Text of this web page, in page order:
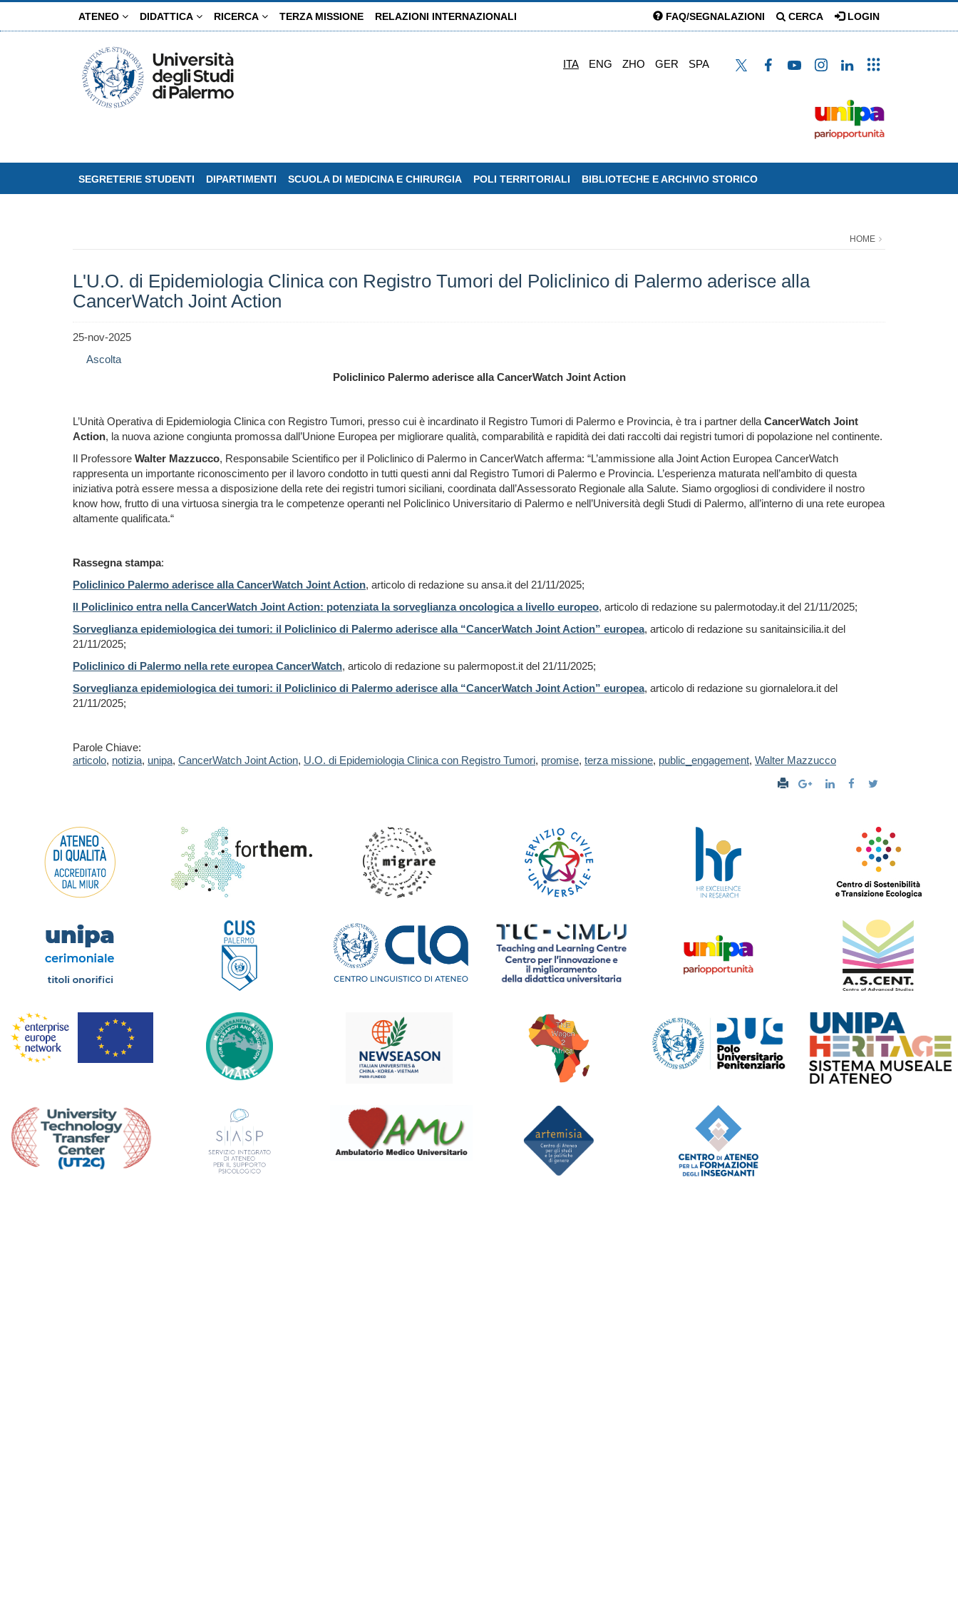
ATENEO DIDATTICA RICERCA TERZA MISSIONE RELAZIONI INTERNAZIONALI FAQ/SEGNALAZIONI CERCA LOGIN
ITA ENG ZHO GER SPA
SEGRETERIE STUDENTI DIPARTIMENTI SCUOLA DI MEDICINA E CHIRURGIA POLI TERRITORIALI BIBLIOTECHE E ARCHIVIO STORICO
HOME
L'U.O. di Epidemiologia Clinica con Registro Tumori del Policlinico di Palermo aderisce alla
CancerWatch Joint Action
25-nov-2025
Ascolta
Policlinico Palermo aderisce alla CancerWatch Joint Action
L’Unità Operativa di Epidemiologia Clinica con Registro Tumori, presso cui è incardinato il Registro Tumori di Palermo e Provincia, è tra i partner della CancerWatch Joint
Action, la nuova azione congiunta promossa dall’Unione Europea per migliorare qualità, comparabilità e rapidità dei dati raccolti dai registri tumori di popolazione nel continente.
Il Professore Walter Mazzucco, Responsabile Scientifico per il Policlinico di Palermo in CancerWatch afferma: “L’ammissione alla Joint Action Europea CancerWatch
rappresenta un importante riconoscimento per il lavoro condotto in tutti questi anni dal Registro Tumori di Palermo e Provincia. L’esperienza maturata nell’ambito di questa
iniziativa potrà essere messa a disposizione della rete dei registri tumori siciliani, coordinata dall’Assessorato Regionale alla Salute. Siamo orgogliosi di condividere il nostro
know how, frutto di una virtuosa sinergia tra le competenze operanti nel Policlinico Universitario di Palermo e nell’Università degli Studi di Palermo, all’interno di una rete europea
altamente qualificata.“
Rassegna stampa:
Policlinico Palermo aderisce alla CancerWatch Joint Action, articolo di redazione su ansa.it del 21/11/2025;
Il Policlinico entra nella CancerWatch Joint Action: potenziata la sorveglianza oncologica a livello europeo, articolo di redazione su palermotoday.it del 21/11/2025;
Sorveglianza epidemiologica dei tumori: il Policlinico di Palermo aderisce alla “CancerWatch Joint Action” europea, articolo di redazione su sanitainsicilia.it del
21/11/2025;
Policlinico di Palermo nella rete europea CancerWatch, articolo di redazione su palermopost.it del 21/11/2025;
Sor­ve­glian­za epi­de­mio­lo­gi­ca dei tu­mo­ri: il Po­li­cli­ni­co di Pa­ler­mo ade­ri­sce alla “Can­cer­Wat­ch Joint Ac­tion” eu­ro­pea, articolo di redazione su giornalelora.it del
21/11/2025;
Parole Chiave:
articolo, notizia, unipa, CancerWatch Joint Action, U.O. di Epidemiologia Clinica con Registro Tumori, promise, terza missione, public_engagement, Walter Mazzucco